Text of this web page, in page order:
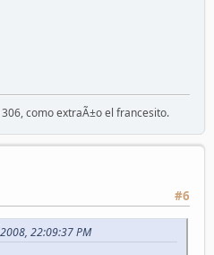
como extraÃ±o el francesito.
#6
22:09:37 PM